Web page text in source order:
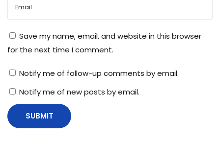
Save my name, email, and website in this browser
for the next time I comment.
Notify me of follow-up comments by email.
Notify me of new posts by email.